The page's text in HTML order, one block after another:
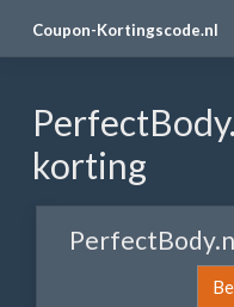
Coupon-Kortingscode.nl
korting